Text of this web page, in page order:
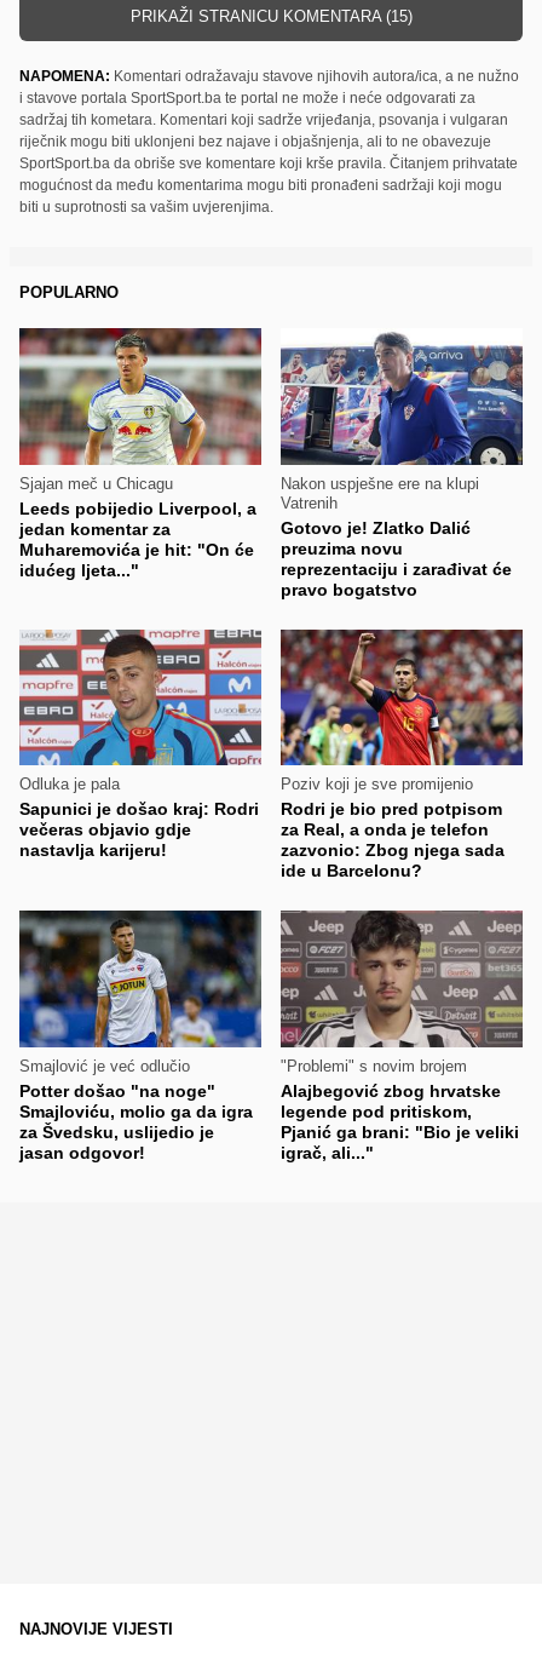
PRIKAŽI STRANICU KOMENTARA (15)
NAPOMENA: Komentari odražavaju stavove njihovih autora/ica, a ne nužno
i stavove portala SportSport.ba te portal ne može i neće odgovarati za
sadržaj tih kometara. Komentari koji sadrže vrijeđanja, psovanja i vulgaran
riječnik mogu biti uklonjeni bez najave i objašnjenja, ali to ne obavezuje
SportSport.ba da obriše sve komentare koji krše pravila. Čitanjem prihvatate
mogućnost da među komentarima mogu biti pronađeni sadržaji koji mogu
biti u suprotnosti sa vašim uvjerenjima.
POPULARNO
Sjajan meč u Chicagu
Leeds pobijedio Liverpool, a
jedan komentar za
Muharemovića je hit: "On će
idućeg ljeta..."
Nakon uspješne ere na klupi
Vatrenih
Gotovo je! Zlatko Dalić
preuzima novu
reprezentaciju i zarađivat će
pravo bogatstvo
Odluka je pala
Sapunici je došao kraj: Rodri
večeras objavio gdje
nastavlja karijeru!
Poziv koji je sve promijenio
Rodri je bio pred potpisom
za Real, a onda je telefon
zazvonio: Zbog njega sada
ide u Barcelonu?
Smajlović je već odlučio
Potter došao "na noge"
Smajloviću, molio ga da igra
za Švedsku, uslijedio je
jasan odgovor!
"Problemi" s novim brojem
Alajbegović zbog hrvatske
legende pod pritiskom,
Pjanić ga brani: "Bio je veliki
igrač, ali..."
NAJNOVIJE VIJESTI